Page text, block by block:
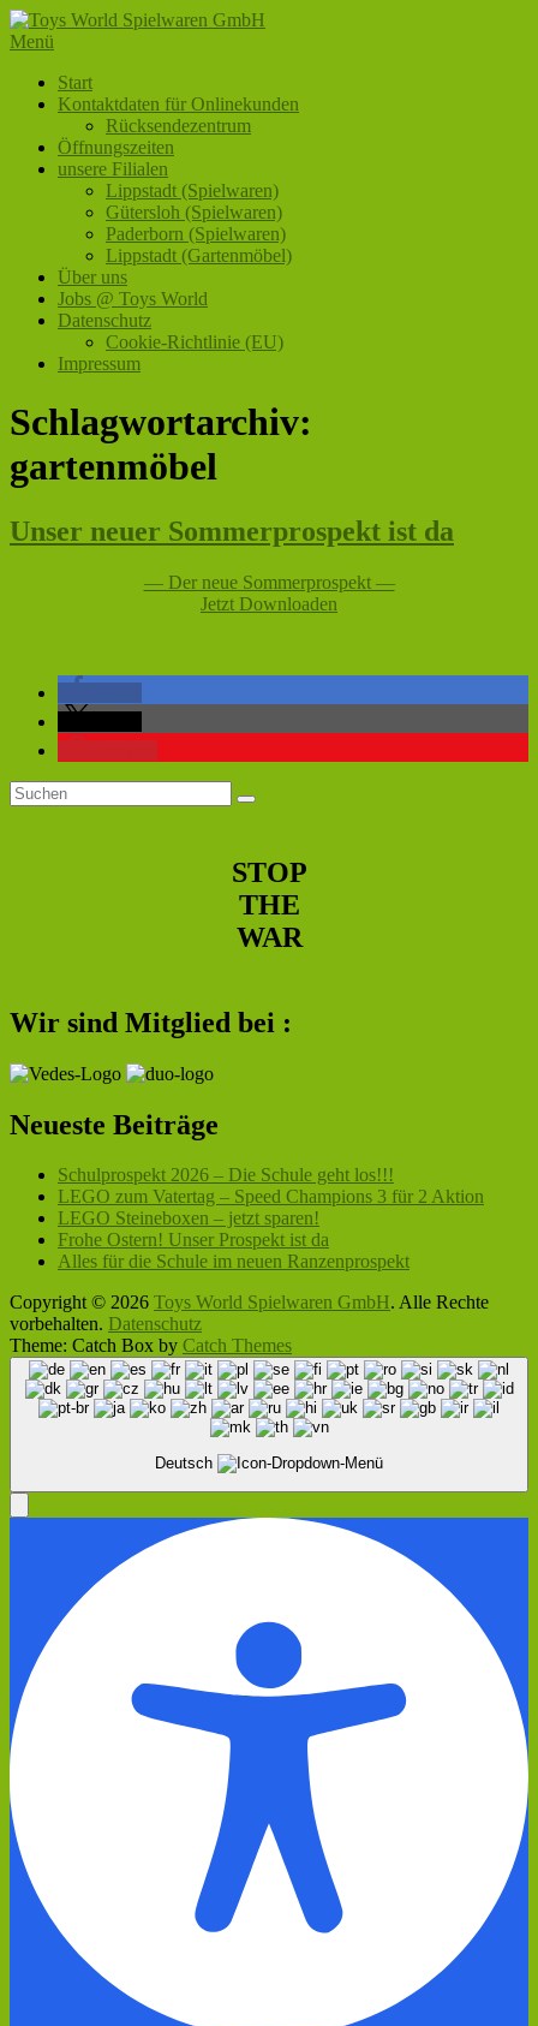
Zum
Inhalt
Menü
Primäres
Menü
Start
Kontaktdaten für Onlinekunden
Rücksendezentrum
Öffnungszeiten
unsere Filialen
Lippstadt (Spielwaren)
Gütersloh (Spielwaren)
Paderborn (Spielwaren)
Lippstadt (Gartenmöbel)
Über uns
Jobs @ Toys World
Datenschutz
Cookie-Richtlinie (EU)
Impressum
Schlagwortarchiv:
gartenmöbel
Unser neuer Sommerprospekt ist da
— Der neue Sommerprospekt —
Jetzt Downloaden
Primärer
Suchen
nach:
Suchen
STOP
THE
WAR
Wir sind Mitglied bei :
Neueste Beiträge
Schulprospekt 2026 – Die Schule geht los!!!
LEGO zum Vatertag – Speed Champions 3 für 2 Aktion
LEGO Steineboxen – jetzt sparen!
Frohe Ostern! Unser Prospekt ist da
Alles für die Schule im neuen Ranzenprospekt
Copyright © 2026 Toys World Spielwaren GmbH. Alle Rechte
vorbehalten. Datenschutz
Theme: Catch Box by Catch Themes
Nach
oben
scrollen
Deutsch